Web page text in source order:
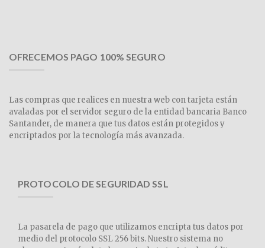
OFRECEMOS PAGO 100% SEGURO
Las compras que realices en nuestra web con tarjeta están
avaladas por el servidor seguro de la entidad bancaria Banco
Santander, de manera que tus datos están protegidos y
encriptados por la tecnología más avanzada.
PROTOCOLO DE SEGURIDAD SSL
La pasarela de pago que utilizamos encripta tus datos por
medio del protocolo SSL 256 bits. Nuestro sistema no